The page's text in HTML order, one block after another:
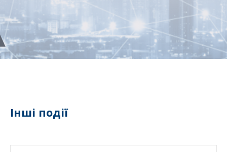
Інші події